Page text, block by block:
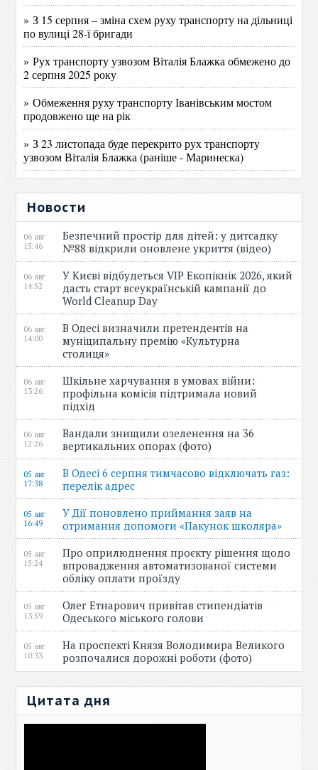
» З 15 серпня – зміна схем руху транспорту на дільниці
по вулиці 28-ї бригади
» Рух транспорту узвозом Віталія Блажка обмежено до
2 серпня 2025 року
» Обмеження руху транспорту Іванівським мостом
продовжено ще на рік
» З 23 листопада буде перекрито рух транспорту
узвозом Віталія Блажка (раніше - Маринеска)
Новости
06 авг
15:46
Безпечний простір для дітей: у дитсадку
№88 відкрили оновлене укриття (відео)
06 авг
14:52
У Києві відбудеться VIP Екопікнік 2026, який
дасть старт всеукраїнській кампанії до
World Cleanup Day
06 авг
14:00
В Одесі визначили претендентів на
муніципальну премію «Культурна
столиця»
06 авг
13:26
Шкільне харчування в умовах війни:
профільна комісія підтримала новий
підхід
06 авг
12:26
Вандали знищили озеленення на 36
вертикальних опорах (фото)
05 авг
17:38
В Одесі 6 серпня тимчасово відключать газ:
перелік адрес
05 авг
16:49
У Дії поновлено приймання заяв на
отримання допомоги «Пакунок школяра»
05 авг
15:24
Про оприлюднення проєкту рішення щодо
впровадження автоматизованої системи
обліку оплати проїзду
05 авг
13:59
Олег Етнарович привітав стипендіатів
Одеського міського голови
05 авг
10:33
На проспекті Князя Володимира Великого
розпочалися дорожні роботи (фото)
Цитата дня